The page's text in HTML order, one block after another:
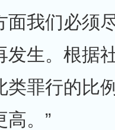
面我们必须
发生。根据
类罪行的比
高。”